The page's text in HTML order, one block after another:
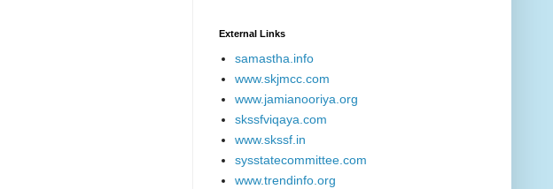
External ‎Links
samastha.info
www.skjmcc.com
www.jamianooriya.org
skssfviqaya.com
www.skssf.in
sysstatecommittee.com
www.trendinfo.org